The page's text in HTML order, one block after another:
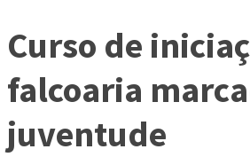
Curso de
falcoaria
juventude